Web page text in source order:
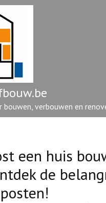
bouwen, verbouwen en
een huis
de